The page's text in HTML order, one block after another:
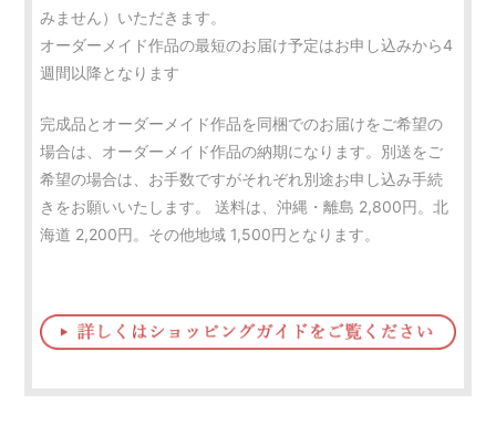
みません）いただきます。
オーダーメイド作品の最短のお届け予定はお申し込みから4
週間以降となります
完成品とオーダーメイド作品を同梱でのお届けをご希望の
場合は、オーダーメイド作品の納期になります。別送をご
希望の場合は、お手数ですがそれぞれ別途お申し込み手続
きをお願いいたします。 送料は、沖縄・離島 2,800円。北
海道 2,200円。その他地域 1,500円となります。